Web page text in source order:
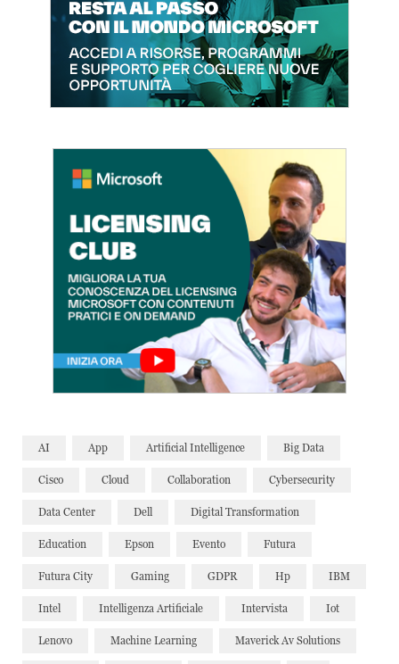
AI App Artificial Intelligence Big Data
Cisco Cloud Collaboration Cybersecurity
Data Center Dell Digital Transformation
Education Epson Evento Futura
Futura City Gaming GDPR Hp IBM
Intel Intelligenza Artificiale Intervista Iot
Lenovo Machine Learning Maverick Av Solutions